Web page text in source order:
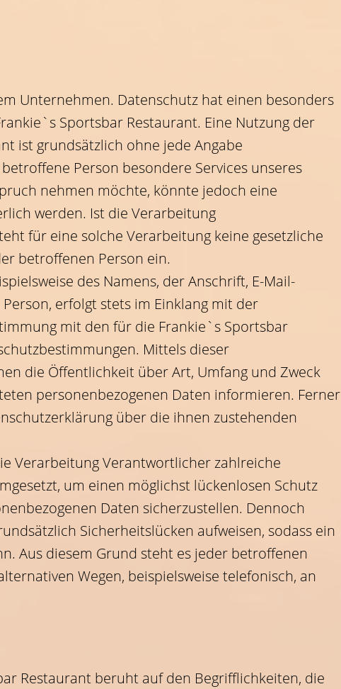
Unternehmen. Datenschutz hat einen besonders
Sportsbar Restaurant. Eine Nutzung der
ist grundsätzlich ohne jede Angabe
Person besondere Services unseres
nehmen möchte, könnte jedoch eine
werden. Ist die Verarbeitung
für eine solche Verarbeitung keine gesetzliche
betroffenen Person ein.
des Namens, der Anschrift, E-Mail-
erfolgt stets im Einklang mit der
mit den für die Frankie`s Sportsbar
Mittels dieser
die Öffentlichkeit über Art, Umfang und Zweck
personenbezogenen Daten informieren. Ferner
über die ihnen zustehenden
Verarbeitung Verantwortlicher zahlreiche
um einen möglichst lückenlosen Schutz
Daten sicherzustellen. Dennoch
Sicherheitslücken aufweisen, sodass ein
Aus diesem Grund steht es jeder betroffenen
Wegen, beispielsweise telefonisch, an
Restaurant beruht auf den Begrifflichkeiten, die